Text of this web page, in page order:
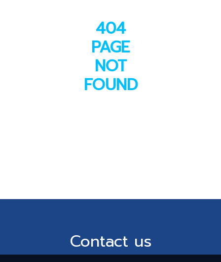
404
PAGE
NOT
FOUND
Contact us